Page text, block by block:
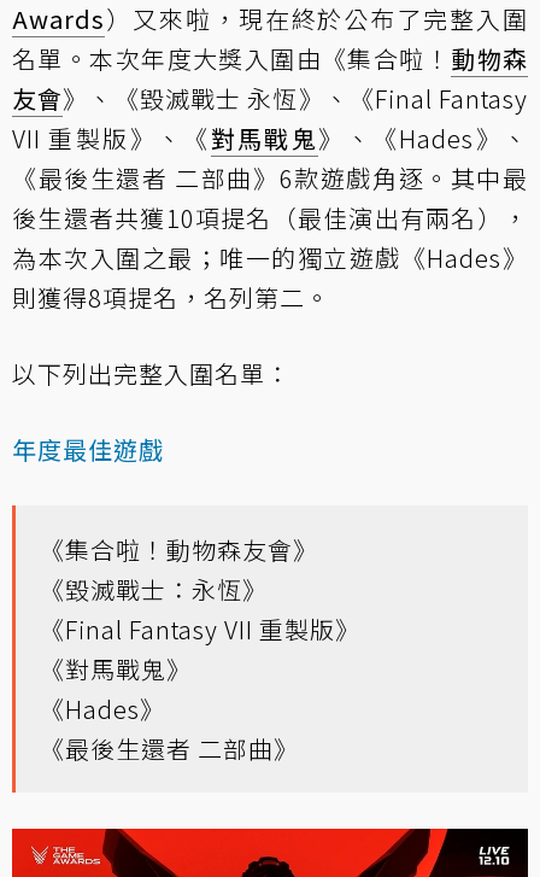
Awards）又來啦，現在終於公布了完整入圍
名單。本次年度大獎入圍由《集合啦！ 動物森
友會》、《毀滅戰士 永恆》、《Final Fantasy
VII 重製版》、《對馬戰鬼》、《Hades》、
《最後生還者 二部曲》6款遊戲角逐。其中最
後生還者共獲10項提名（最佳演出有兩名），
為本次入圍之最；唯一的獨立遊戲《Hades》
則獲得8項提名，名列第二。
以下列出完整入圍名單：
年度最佳遊戲
《集合啦！動物森友會》
《毀滅戰士：永恆》
《Final Fantasy VII 重製版》
《對馬戰鬼》
《Hades》
《最後生還者 二部曲》